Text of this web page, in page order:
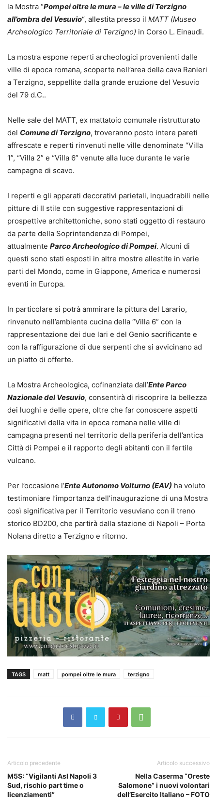
la Mostra “Pompei oltre le mura – le ville di Terzigno
all’ombra del Vesuvio“, allestita presso il MATT (Museo
Archeologico Territoriale di Terzigno) in Corso L. Einaudi.
La mostra espone reperti archeologici provenienti dalle
ville di epoca romana, scoperte nell’area della cava Ranieri
a Terzigno, seppellite dalla grande eruzione del Vesuvio
del 79 d.C..
Nelle sale del MATT, ex mattatoio comunale ristrutturato
del Comune di Terzigno, troveranno posto intere pareti
affrescate e reperti rinvenuti nelle ville denominate “Villa
1”, “Villa 2” e “Villa 6” venute alla luce durante le varie
campagne di scavo.
I reperti e gli apparati decorativi parietali, inquadrabili nelle
pitture di II stile con suggestive rappresentazioni di
prospettive architettoniche, sono stati oggetto di restauro
da parte della Soprintendenza di Pompei,
attualmente Parco Archeologico di Pompei. Alcuni di
questi sono stati esposti in altre mostre allestite in varie
parti del Mondo, come in Giappone, America e numerosi
eventi in Europa.
In particolare si potrà ammirare la pittura del Larario,
rinvenuto nell’ambiente cucina della “Villa 6” con la
rappresentazione dei due lari e del Genio sacrificante e
con la raffigurazione di due serpenti che si avvicinano ad
un piatto di offerte.
La Mostra Archeologica, cofinanziata dall’Ente Parco
Nazionale del Vesuvio, consentirà di riscoprire la bellezza
dei luoghi e delle opere, oltre che far conoscere aspetti
significativi della vita in epoca romana nelle ville di
campagna presenti nel territorio della periferia dell’antica
Città di Pompei e il rapporto degli abitanti con il fertile
vulcano.
Per l’occasione l’Ente Autonomo Volturno (EAV) ha voluto
testimoniare l’importanza dell’inaugurazione di una Mostra
così significativa per il Territorio vesuviano con il treno
storico BD200, che partirà dalla stazione di Napoli – Porta
Nolana diretto a Terzigno e ritorno.
TAGS matt pompei oltre le mura terzigno
Articolo precedente
M5S: “Vigilanti Asl Napoli 3
Sud, rischio part time o
licenziamenti”
Articolo successivo
Nella Caserma “Oreste
Salomone” i nuovi volontari
dell’Esercito Italiano – FOTO